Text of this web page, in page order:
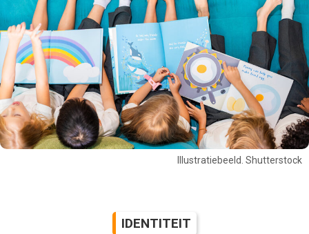
Illustratiebeeld. Shutterstock
IDENTITEIT